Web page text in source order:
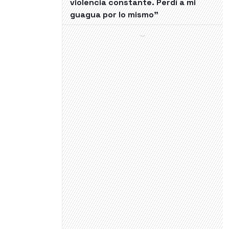
violencia constante. Perdí a mi
guagua por lo mismo"